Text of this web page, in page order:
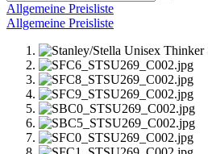
Allgemeine Preisliste
Allgemeine Preisliste